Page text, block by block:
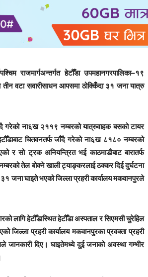
राजमार्गअन्तर्गत हेटौँडा उपमहानगरपालिका–१९
वटा सवारीसाधन आपसमा ठोक्किँदा ३१ जना यात्रु
गरेको ना६ख २११९ नम्बरको यात्रुवाहक बसको टायर
चितवनतर्फ जाँदै गरेको ना६ख ८१८० नम्बरको
र सो ट्रक अनियन्त्रित भई काठमाडाैबाट बारातर्फ
तेल बोक्ने खाली ट्याङ्करलाई ठक्कर दिई दुर्घटना
जना घाइते भएको जिल्ला प्रहरी कार्यालय मकवानपुरले
लागि हेटौँडास्थित हेटौँडा अस्पताल र सिएमसी चुरेहिल
जिल्ला प्रहरी कार्यालय मकवानपुरका प्रवक्ता प्रहरी
जानकारी दिए। घाइतेमध्ये दुई जनाको अवस्था गम्भीर